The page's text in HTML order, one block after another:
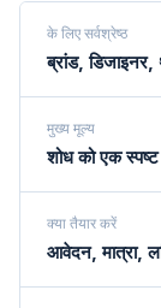
के लिए सर्वश्रेष्ठ
ब्रांड,
मुख्य मूल्य
शोध को एक स्पष्ट
क्या तैयार करें
आवेदन, मात्रा,